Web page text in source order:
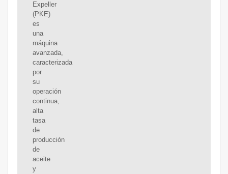
Expeller
(PKE)
es
una
máquina
avanzada,
caracterizada
por
su
operación
continua,
alta
tasa
de
producción
de
aceite
y